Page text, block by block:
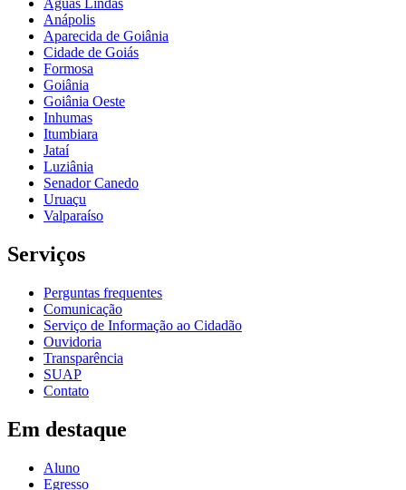
Águas Lindas
Anápolis
Aparecida de Goiânia
Cidade de Goiás
Formosa
Goiânia
Goiânia Oeste
Inhumas
Itumbiara
Jataí
Luziânia
Senador Canedo
Uruaçu
Valparaíso
Serviços
Perguntas frequentes
Comunicação
Serviço de Informação ao Cidadão
Ouvidoria
Transparência
SUAP
Contato
Em destaque
Aluno
Egresso